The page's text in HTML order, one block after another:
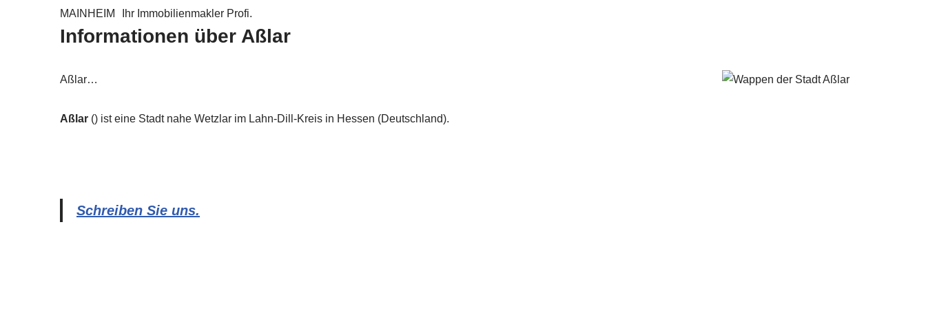
MAINHEIM Ihr Immobilienmakler Profi.
Informationen über Aßlar
Aßlar…
Aßlar () ist eine Stadt nahe Wetzlar im Lahn-Dill-Kreis in Hessen (Deutschland).
Schreiben Sie uns.